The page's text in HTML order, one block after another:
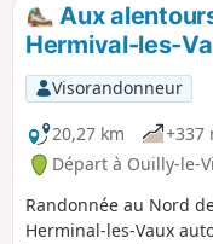
Aux
Hermival-les-
Visorandonneur
20,27 km
+337
Départ à Ouilly-le-
Randonnée au Nord
Herminal-les-Vaux